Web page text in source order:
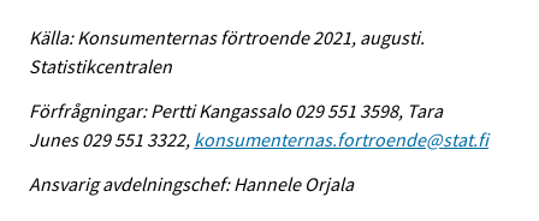
Källa: Konsumenternas förtroende 2021, augusti.
Statistikcentralen
Förfrågningar: Pertti Kangassalo 029 551 3598, Tara
Junes 029 551 3322, konsumenternas.fortroende@stat.fi
Ansvarig avdelningschef: Hannele Orjala